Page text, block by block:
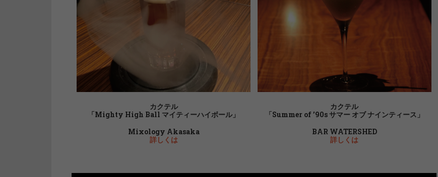
カクテル
「Mighty High Ball マイティーハイボール」
Mixology Akasaka
詳しくは
カクテル
「Summer of ’90s サマー オブ ナインティース」
BAR WATERSHED
詳しくは